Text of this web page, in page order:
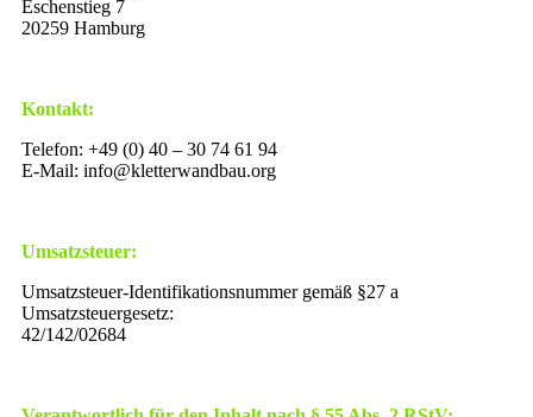
Eschenstieg 7
20259 Hamburg
Kontakt:
Telefon: +49 (0) 40 – 30 74 61 94
E-Mail: info@kletterwandbau.org
Umsatzsteuer:
Umsatzsteuer-Identifikationsnummer gemäß §27 a
Umsatzsteuergesetz:
42/142/02684